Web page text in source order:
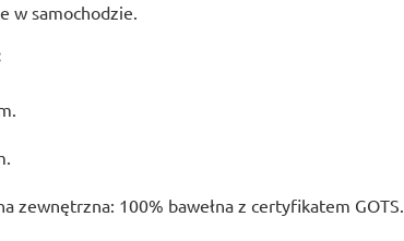
w samochodzie.
zewnętrzna: 100% bawełna z certyfikatem GOTS.